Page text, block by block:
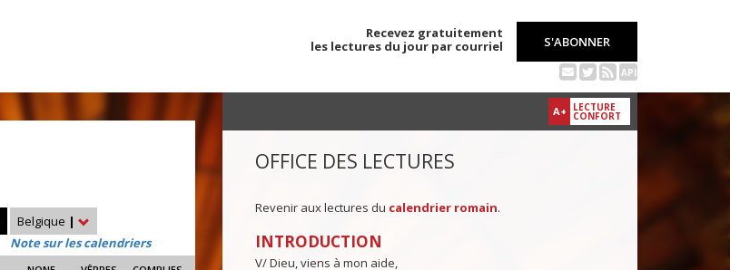
Recevez gratuitement
les lectures du jour par courriel
S'ABONNER
API
Belgique |
Note sur les calendriers
A+ LECTURE
CONFORT
OFFICE DES LECTURES
Revenir aux lectures du calendrier romain.
INTRODUCTION
V/ Dieu, viens à mon aide,